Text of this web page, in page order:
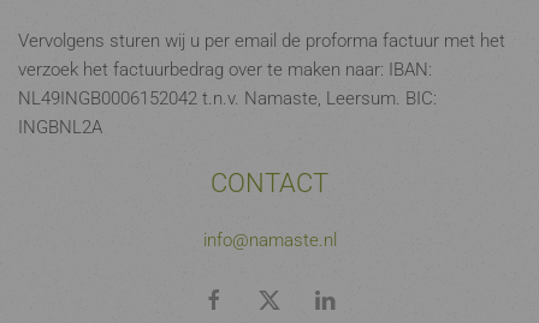
Vervolgens sturen wij u per email de proforma factuur met het
verzoek het factuurbedrag over te maken naar: IBAN:
NL49INGB0006152042 t.n.v. Namaste, Leersum. BIC:
INGBNL2A
CONTACT
info@namaste.nl